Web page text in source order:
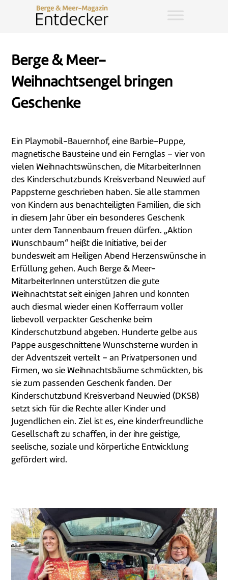
Berge & Meer-
Weihnachtsengel bringen
Geschenke
Ein Playmobil-Bauernhof, eine Barbie-Puppe,
magnetische Bausteine und ein Fernglas – vier von
vielen Weihnachtswünschen, die MitarbeiterInnen
des Kinderschutzbunds Kreisverband Neuwied auf
Pappsterne geschrieben haben. Sie alle stammen
von Kindern aus benachteiligten Familien, die sich
in diesem Jahr über ein besonderes Geschenk
unter dem Tannenbaum freuen dürfen. „Aktion
Wunschbaum“ heißt die Initiative, bei der
bundesweit am Heiligen Abend Herzenswünsche in
Erfüllung gehen. Auch Berge & Meer-
MitarbeiterInnen unterstützen die gute
Weihnachtstat seit einigen Jahren und konnten
auch diesmal wieder einen Kofferraum voller
liebevoll verpackter Geschenke beim
Kinderschutzbund abgeben. Hunderte gelbe aus
Pappe ausgeschnittene Wunschsterne wurden in
der Adventszeit verteilt – an Privatpersonen und
Firmen, wo sie Weihnachtsbäume schmückten, bis
sie zum passenden Geschenk fanden. Der
Kinderschutzbund Kreisverband Neuwied (DKSB)
setzt sich für die Rechte aller Kinder und
Jugendlichen ein. Ziel ist es, eine kinderfreundliche
Gesellschaft zu schaffen, in der ihre geistige,
seelische, soziale und körperliche Entwicklung
gefördert wird.